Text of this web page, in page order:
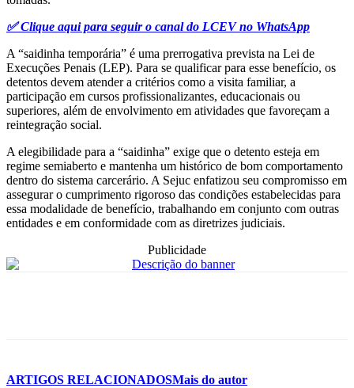
✅ Clique aqui para seguir o canal do LCEV no WhatsApp
A “saidinha temporária” é uma prerrogativa prevista na Lei de
Execuções Penais (LEP). Para se qualificar para esse benefício, os
detentos devem atender a critérios como a visita familiar, a
participação em cursos profissionalizantes, educacionais ou
superiores, além de envolvimento em atividades que favoreçam a
reintegração social.
A elegibilidade para a “saidinha” exige que o detento esteja em
regime semiaberto e mantenha um histórico de bom comportamento
dentro do sistema carcerário. A Sejuc enfatizou seu compromisso em
assegurar o cumprimento rigoroso das condições estabelecidas para
essa modalidade de benefício, trabalhando em conjunto com outras
entidades e em conformidade com as diretrizes judiciais.
Publicidade
ARTIGOS RELACIONADOSMais do autor